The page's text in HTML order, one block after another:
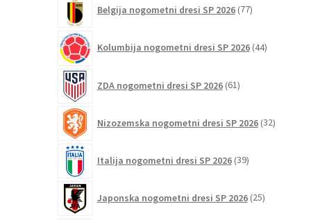
Belgija nogometni dresi SP 2026 77izdelkov
Kolumbija nogometni dresi SP 2026 44izdelkov
ZDA nogometni dresi SP 2026 61izdelkov
Nizozemska nogometni dresi SP 2026 32izdelkov
Italija nogometni dresi SP 2026 39izdelkov
Japonska nogometni dresi SP 2026 25izdelkov